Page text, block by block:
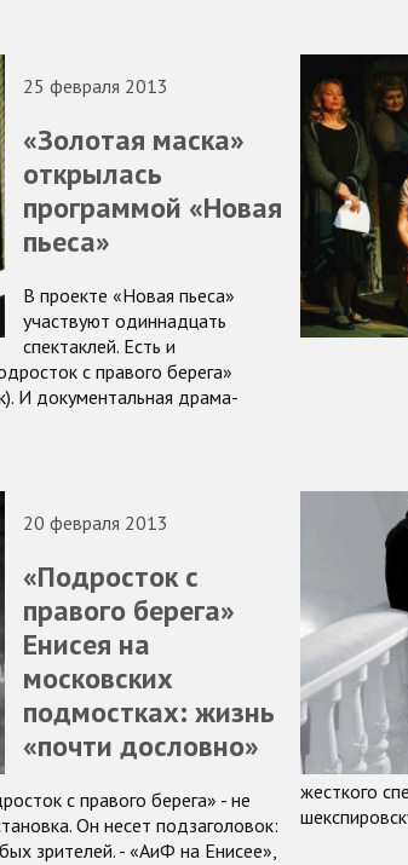
25 февраля 2013
«Золотая маска»
открылась
программой «Новая
пьеса»
В проекте «Новая пьеса»
участвуют одиннадцать
спектаклей. Есть и
с правого берега»
И документальная драма-
20 февраля 2013
«Подросток с
правого берега»
Енисея на
московских
подмостках: жизнь
«почти дословно»
с правого берега» - не
Он несет подзаголовок:
зрителей. - «АиФ на Енисее»,
жесткого